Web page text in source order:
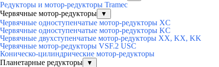
Редукторы и мотор-редукторы Tramec
Червячные мотор-редукторы
▼
Червячные одноступенчатые мотор-редукторы XC
Червячные одноступенчатые мотор-редукторы KC
Червячные двухступенчатые мотор-редукторы XX, KX, KK
Червячные мотор-редукторы VSF.2 USC
Коническо-цилиндрические мотор-редукторы
Планетарные редукторы
▼